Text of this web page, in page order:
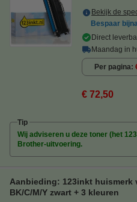
Bekijk de
Bespaar bijna
Direct
Maandag in
Per pagina
€ 72,50
Tip
Wij adviseren u deze toner (het
Brother-uitvoering.
Aanbieding: 123inkt huismerk
BK/C/M/Y zwart + 3 kleuren